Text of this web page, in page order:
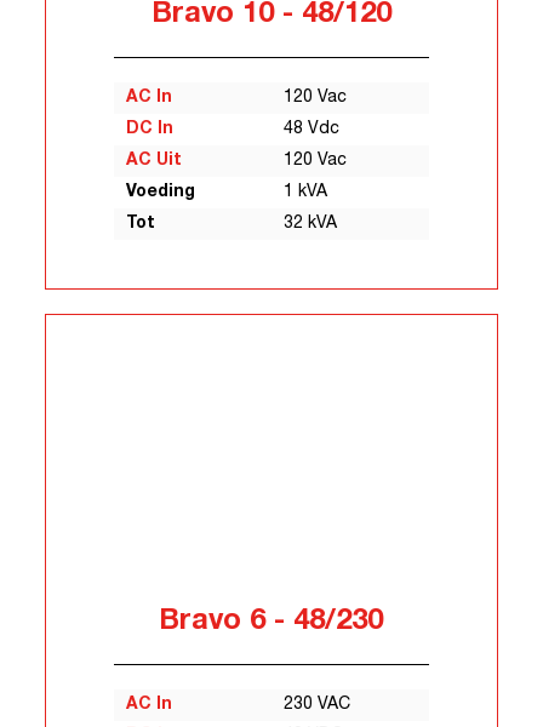
Bravo 10 - 48/120
AC In
120 Vac
DC In
48 Vdc
AC Uit
120 Vac
Voeding
1 kVA
Tot
32 kVA
Bravo 6 - 48/230
AC In
230 VAC